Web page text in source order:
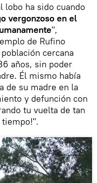
lobo ha sido cuando
vergonzoso en el
",
de Rufino
cercana
años, sin poder
Él mismo había
de su madre en la
y defunción con
tu vuelta de tan
tiempo!".